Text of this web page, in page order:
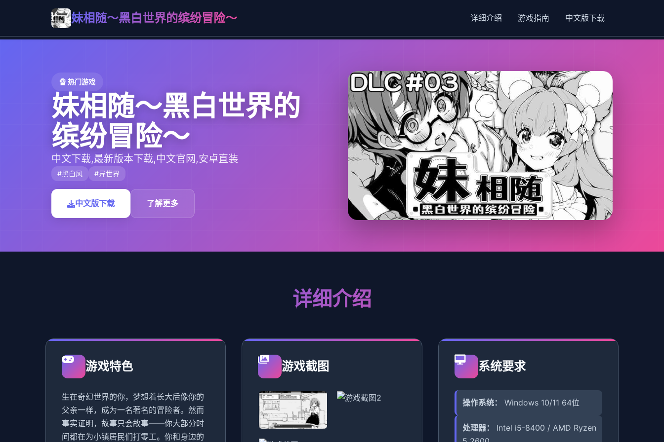
妹相随～黑白世界的缤纷冒险～ 详细介绍 游戏指南 中文版下载
🔏 热门游戏
妹相随～黑白世界的
缤纷冒险～
中文下载,最新版本下载,中文官网,安卓直装
#黑白风 #异世界
中文版下载 了解更多
详细介绍
游戏特色
生在奇幻世界的你，梦想着长大后像你的
父亲一样，成为一名著名的冒险者。然而
事实证明，故事只会故事——你大部分时
间都在为小镇居民们打零工。你和身边的
游戏截图 系统要求
操作系统： Windows 10/11 64位
处理器：
Intel i5-8400 / AMD Ryzen